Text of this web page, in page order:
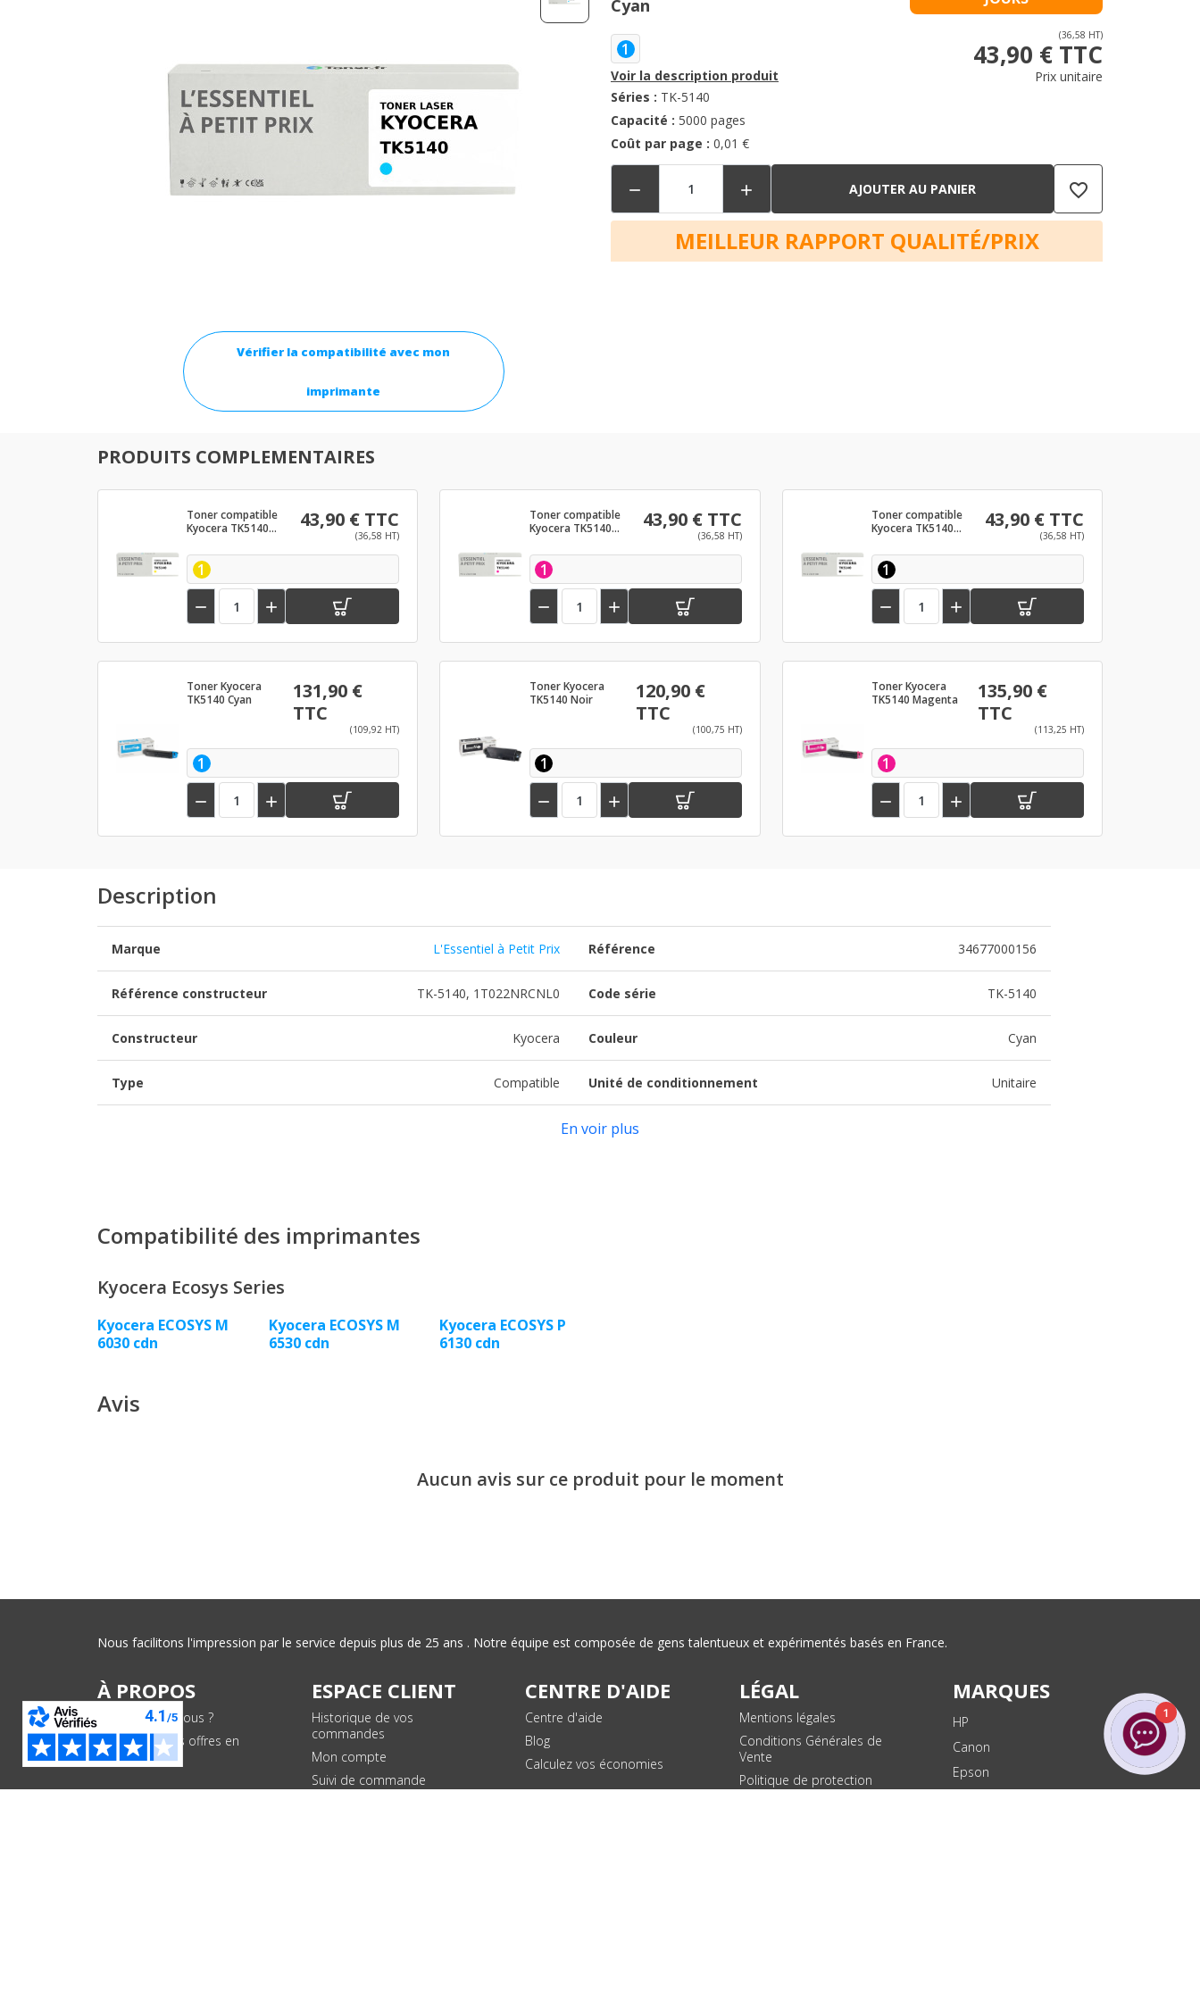
Vérifier la compatibilité avec mon
imprimante
Cyan
1
Voir la description produit
Séries : TK-5140
Capacité : 5000 pages
Coût par page : 0,01 €
(36,58 HT)
43,90 € TTC
Prix unitaire
  AJOUTER AU PANIER favorite_border
MEILLEUR RAPPORT QUALITÉ/PRIX
PRODUITS COMPLEMENTAIRES
Toner compatible
Kyocera TK5140
43,90 € TTC
(36,58 HT)
1
 
Toner compatible
Kyocera TK5140
43,90 € TTC
(36,58 HT)
1
 
Toner compatible
Kyocera TK5140
43,90 € TTC
(36,58 HT)
1
 
Toner Kyocera
TK5140 Cyan
131,90 €
TTC
(109,92 HT)
1
 
Toner Kyocera
TK5140 Noir
120,90 €
TTC
(100,75 HT)
1
 
Toner Kyocera
TK5140 Magenta
135,90 €
TTC
(113,25 HT)
1
 
Description
Marque L'Essentiel à Petit Prix Référence 34677000156
Référence constructeur TK-5140, 1T022NRCNL0 Code série TK-5140
Constructeur Kyocera Couleur Cyan
Type Compatible Unité de conditionnement Unitaire
En voir plus
Compatibilité des imprimantes
Kyocera Ecosys Series
Kyocera ECOSYS M
6030 cdn
Kyocera ECOSYS M
6530 cdn
Kyocera ECOSYS P
6130 cdn
Avis
Aucun avis sur ce produit pour le moment
Nous facilitons l'impression par le service depuis plus de 25 ans . Notre équipe est composée de gens talentueux et expérimentés basés en France.
À PROPOS
Qui sommes-nous ?
Conditions des offres en
cours
ESPACE CLIENT
Historique de vos
commandes
Mon compte
Suivi de commande
CENTRE D'AIDE
Centre d'aide
Blog
Calculez vos économies
LÉGAL
Mentions légales
Conditions Générales de
Vente
Politique de protection
MARQUES
HP
Canon
Epson
1